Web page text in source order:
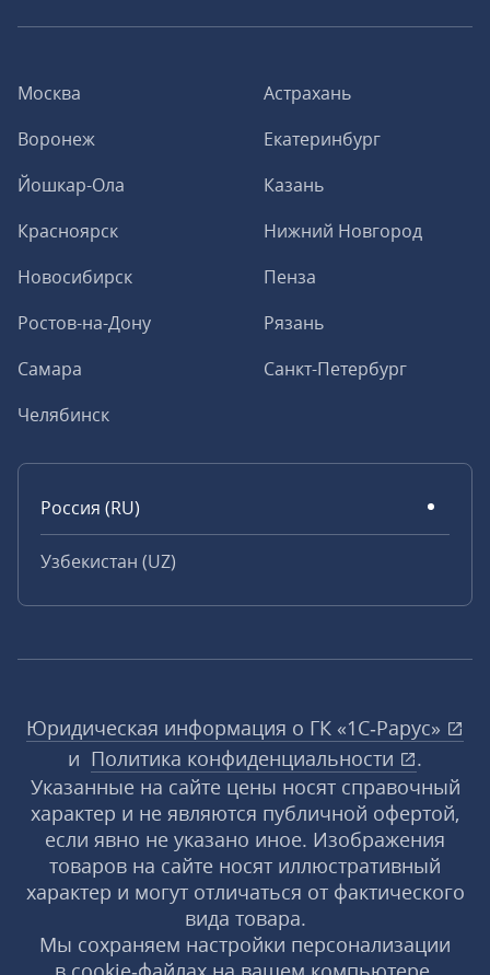
Москва
Астрахань
Воронеж
Екатеринбург
Йошкар-Ола
Казань
Красноярск
Нижний Новгород
Новосибирск
Пенза
Ростов-на-Дону
Рязань
Самара
Санкт-Петербург
Челябинск
Россия (RU)
Узбекистан (UZ)
Юридическая информация о ГК «1С‑Рарус»
и Политика конфиденциальности
.
Указанные на сайте цены носят справочный
характер и не являются публичной офертой,
если явно не указано иное. Изображения
товаров на сайте носят иллюстративный
характер и могут отличаться от фактического
вида товара.
Мы сохраняем настройки персонализации